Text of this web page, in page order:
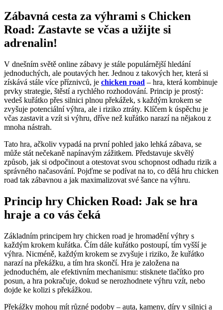
Zábavná cesta za výhrami s Chicken
Road: Zastavte se včas a užijte si
adrenalin!
V dnešním světě online zábavy je stále populárnější hledání
jednoduchých, ale poutavých her. Jednou z takových her, která si
získává stále více příznivců, je chicken road – hra, která kombinuje
prvky strategie, štěstí a rychlého rozhodování. Princip je prostý:
vedeš kuřátko přes silnici plnou překážek, s každým krokem se
zvyšuje potenciální výhra, ale i riziko ztráty. Klíčem k úspěchu je
včas zastavit a vzít si výhru, dříve než kuřátko narazí na nějakou z
mnoha nástrah.
Tato hra, ačkoliv vypadá na první pohled jako lehká zábava, se
může stát nečekaně napínavým zážitkem. Představuje skvělý
způsob, jak si odpočinout a otestovat svou schopnost odhadu rizik a
správného načasování. Pojďme se podívat na to, co dělá hru chicken
road tak zábavnou a jak maximalizovat své šance na výhru.
Princip hry Chicken Road: Jak se hra
hraje a co vás čeká
Základním principem hry chicken road je hromadění výhry s
každým krokem kuřátka. Čím dále kuřátko postoupí, tím vyšší je
výhra. Nicméně, každým krokem se zvyšuje i riziko, že kuřátko
narazí na překážku, a tím hra skončí. Hra je založena na
jednoduchém, ale efektivním mechanismu: stisknete tlačítko pro
posun, a hra pokračuje, dokud se nerozhodnete výhru vzít, nebo
dojde ke kolizi s překážkou.
Překážky mohou mít různé podoby – auta, kameny, díry v silnici a